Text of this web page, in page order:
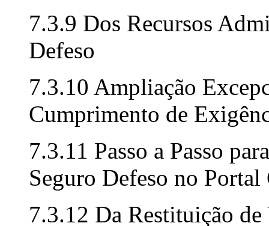
7.3.9 Dos Recursos
Defeso
7.3.10 Ampliação
Cumprimento de
7.3.11 Passo a Passo
Seguro Defeso no
7.3.12 Da Restituição